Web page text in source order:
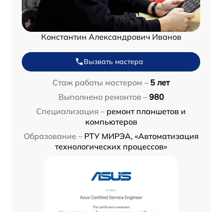
Константин Александрович Иванов
Вызвать мастера
Стаж работы мастером – 5 лет
Выполнено ремонтов – 980
Специализация – ремонт планшетов и
компьютеров
Образование – РТУ МИРЭА, «Автоматизация
технологических процессов»